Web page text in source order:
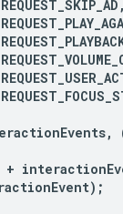
REQUEST_SKIP_AD
,
+
);